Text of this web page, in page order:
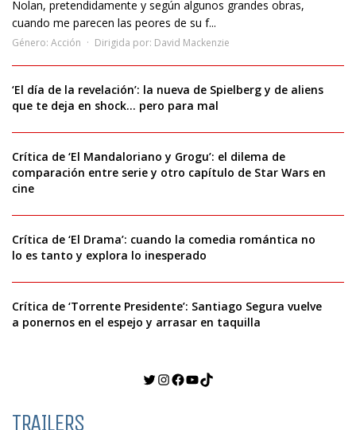
Nolan, pretendidamente y según algunos grandes obras,
cuando me parecen las peores de su f...
Género: Acción Dirigida por: David Mackenzie
‘El día de la revelación’: la nueva de Spielberg y de aliens
que te deja en shock… pero para mal
Crítica de ‘El Mandaloriano y Grogu’: el dilema de
comparación entre serie y otro capítulo de Star Wars en
cine
Crítica de ‘El Drama’: cuando la comedia romántica no
lo es tanto y explora lo inesperado
Crítica de ‘Torrente Presidente’: Santiago Segura vuelve
a ponernos en el espejo y arrasar en taquilla
Twitter
Instagram
Facebook
YouTube
TikTok
TRAILERS